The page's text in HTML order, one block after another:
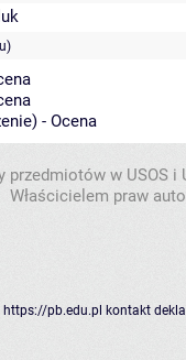
- Ocena
przedmiotów w USOS
Właścicielem praw
https://pb.edu.pl kontakt